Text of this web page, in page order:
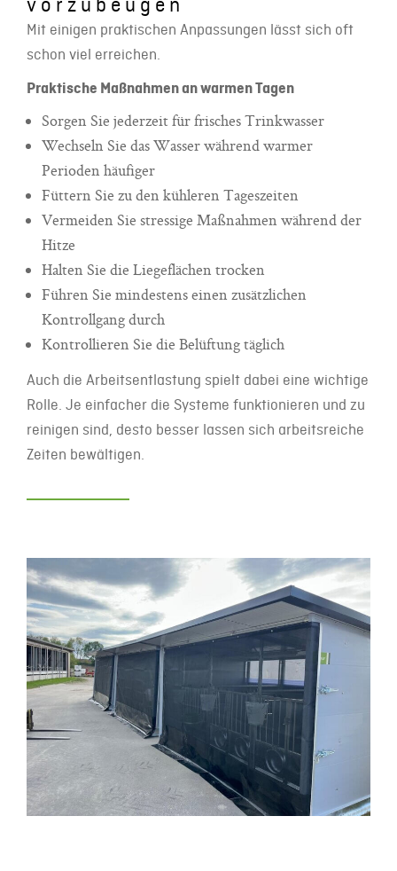
Mit einigen praktischen Anpassungen lässt sich oft
schon viel erreichen.
Praktische Maßnahmen an warmen Tagen
Sorgen Sie jederzeit für frisches Trinkwasser
Wechseln Sie das Wasser während warmer
Perioden häufiger
Füttern Sie zu den kühleren Tageszeiten
Vermeiden Sie stressige Maßnahmen während der
Hitze
Halten Sie die Liegeflächen trocken
Führen Sie mindestens einen zusätzlichen
Kontrollgang durch
Kontrollieren Sie die Belüftung täglich
Auch die Arbeitsentlastung spielt dabei eine wichtige
Rolle. Je einfacher die Systeme funktionieren und zu
reinigen sind, desto besser lassen sich arbeitsreiche
Zeiten bewältigen.